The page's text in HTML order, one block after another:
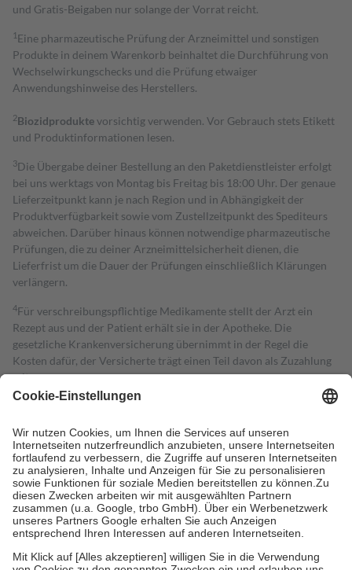
und Gratis-Beigaben nur solange der Vorrat reicht.
1 Eine pharmazeutische Prüfung der Arzneimittel und sonstigen
Produkte in deinem Warenkorb beinhaltet die Durchführung von
Wechselwirkungschecks und die Prüfung etwaiger
Anwendungshinweise des Herstellers.
2Biozidproduktevorsichtig verwenden. Vor Gebrauch stets Etikett
und Produktinformationen lesen.
3Die Übergabe deiner Bestellung an den Paketdienstleister erfolgt
bei uns werktags von Montag bis Freitag bis 18:00 Uhr. Der genaue
Lieferzeitpunkt kann je nach Region und in Abhängigkeit der
Produktverfügbarkeit sowie vom Zustellzeitpunkt des Spediteurs
abweichen. Darüber hinaus können notwendige pharmazeutische
Prüfungen, die zu deiner Arzneimittelsicherheit dienen, die
Lieferfrist um die Dauer der Prüfungen einschließlich Klärungen
verlängern.
4Für verschreibungspflichtige Medikamente stellt der Arzt ein
Rezept aus und der Patient erhält sie in der Apotheke. Die
gesetzliche Krankenversicherung übernimmt in der Regel die
Kosten dafür, der Versicherte trägt einen Teil davon als Zuzahlung
mit.
Grundsätzlich leisten Mitglieder Zuzahlungen in Höhe von zehn
höchstens zehn Euro.
Es sind jedoch nie mehr als die tatsächlichen
Kosten der Leistung zu entrichten.
Diese Regeln gelten grundsätzlich auch für Online-Apotheken.
Bei Heilmitteln und häuslicher Krankenpflege beträgt die
Zuzahlung zehn Prozent der Kosten sowie zehn Euro je
Verordnung.
Um das Engagement der Versicherten für ihre eigene Gesundheit zu
stärken und die besondere Stellung der Familie zu unterstützen,
fallenkeine Zuzahlungenan bei: